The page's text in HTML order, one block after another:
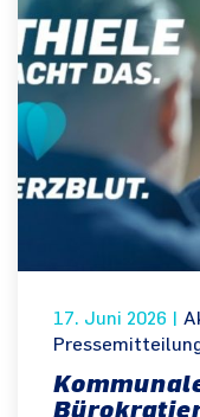
17. Juni 2026